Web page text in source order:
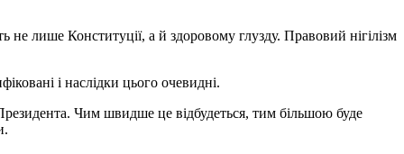
лише Конституції, а й здоровому глузду. Правовий нігілізм
і наслідки цього очевидні.
Чим швидше це відбудеться, тим більшою буде